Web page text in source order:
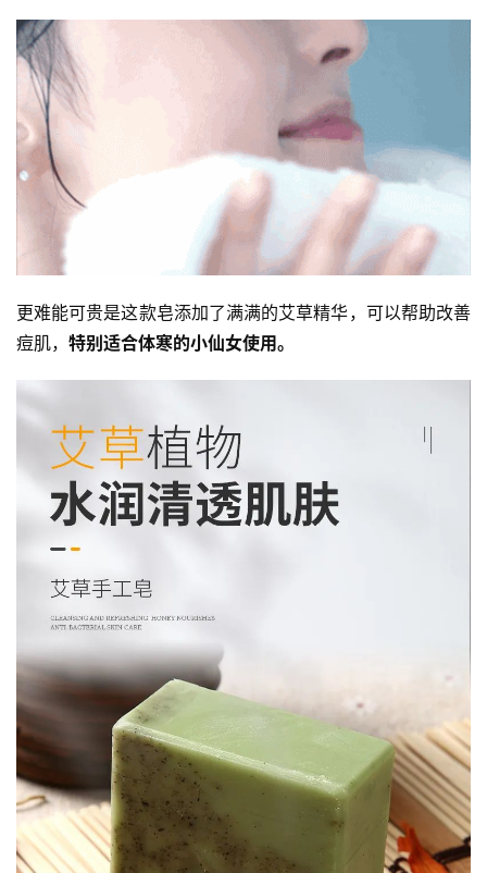
更难能可贵是这款皂添加了满满的艾草精华，可以帮助改善
痘肌， 特别适合体寒的小仙女使用。